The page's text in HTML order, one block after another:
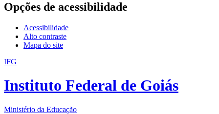
Opções de acessibilidade
Acessibilidade
Alto contraste
Mapa do site
IFG
Instituto Federal de Goiás
Ministério da Educação